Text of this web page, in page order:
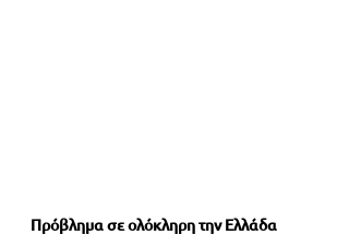
Πρόβλημα σε ολόκληρη την Ελλάδα